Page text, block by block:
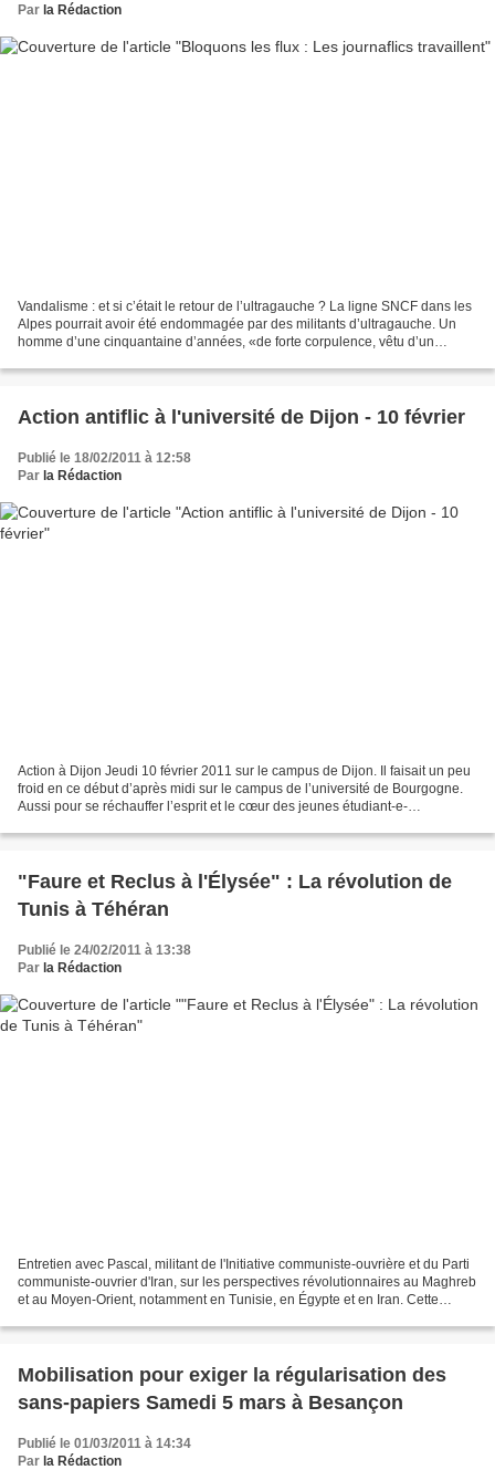
Par la Rédaction
Vandalisme : et si c’était le retour de l’ultragauche ? La ligne SNCF dans les
Alpes pourrait avoir été endommagée par des militants d’ultragauche. Un
homme d’une cinquantaine d’années, «de forte corpulence, vêtu d’un
Action antiflic à l'université de Dijon - 10 février
Publié le 18/02/2011 à 12:58
Par la Rédaction
Action à Dijon Jeudi 10 février 2011 sur le campus de Dijon. Il faisait un peu
froid en ce début d’après midi sur le campus de l’université de Bourgogne.
Aussi pour se réchauffer l’esprit et le cœur des jeunes étudiant-e-
"Faure et Reclus à l'Élysée" : La révolution de
Tunis à Téhéran
Publié le 24/02/2011 à 13:38
Par la Rédaction
Entretien avec Pascal, militant de l'Initiative communiste-ouvrière et du Parti
communiste-ouvrier d'Iran, sur les perspectives révolutionnaires au Maghreb
et au Moyen-Orient, notamment en Tunisie, en Égypte et en Iran. Cette
Mobilisation pour exiger la régularisation des
sans-papiers Samedi 5 mars à Besançon
Publié le 01/03/2011 à 14:34
Par la Rédaction